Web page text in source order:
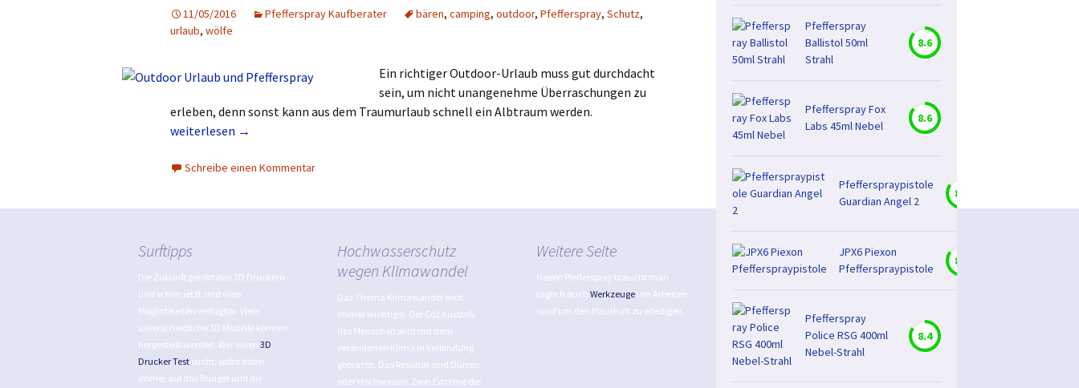
11/05/2016 Pfefferspray Kaufberater bären, camping, outdoor, Pfefferspray, Schutz,
urlaub, wölfe
Ein richtiger Outdoor-Urlaub muss gut durchdacht
sein, um nicht unangenehme Überraschungen zu
erleben, denn sonst kann aus dem Traumurlaub schnell ein Albtraum werden.
Outdoor Urlaub mit Pfefferspray
weiterlesen →
Schreibe einen Kommentar
Pfefferspray
Ballistol 50ml
Strahl
8.6
Pfefferspray Fox
Labs 45ml Nebel
8.6
Pfefferspraypistole
Guardian Angel 2
8.5
JPX6 Piexon
Pfefferspraypistole
8.5
Pfefferspray
Police RSG 400ml
Nebel-Strahl
8.4
Surftipps
Die Zukunft gehört den 3D Druckern
und schon jetzt sind viele
Möglichkeiten verfügbar. Viele
unterschiedliche 3D Modelle können
hergestellt werden. Wer einen 3D
Drucker Test sucht, sollte dabei
immer auf das Budget und die
Hochwasserschutz
wegen Klimawandel
Das Thema Klimawandel wird
immer wichtiger. Der Co2 Ausstoß
des Menschen wird mit dem
veränderten Klima in Verbindung
gebracht. Das Resultat sind Dürren
oder Hochwasser. Zwei Extreme die
Weitere Seite
Neben Pfefferspray braucht man
täglich auch Werkzeuge um Arbeiten
rund um den Haushalt zu erledigen.